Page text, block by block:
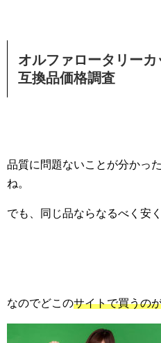
オルファロータリー
互換品価格調査
品質に問題ないことが分かっ
ね。
でも、同じ品ならなるべく安
なのでどこのサイトで買うの